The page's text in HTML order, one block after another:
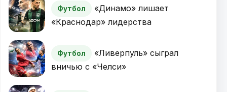
Футбол
«Динамо» лишает
«Краснодар» лидерства
Футбол
«Ливерпуль» сыграл
вничью с «Челси»